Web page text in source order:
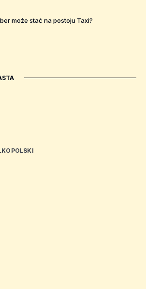
może stać na postoju Taxi?